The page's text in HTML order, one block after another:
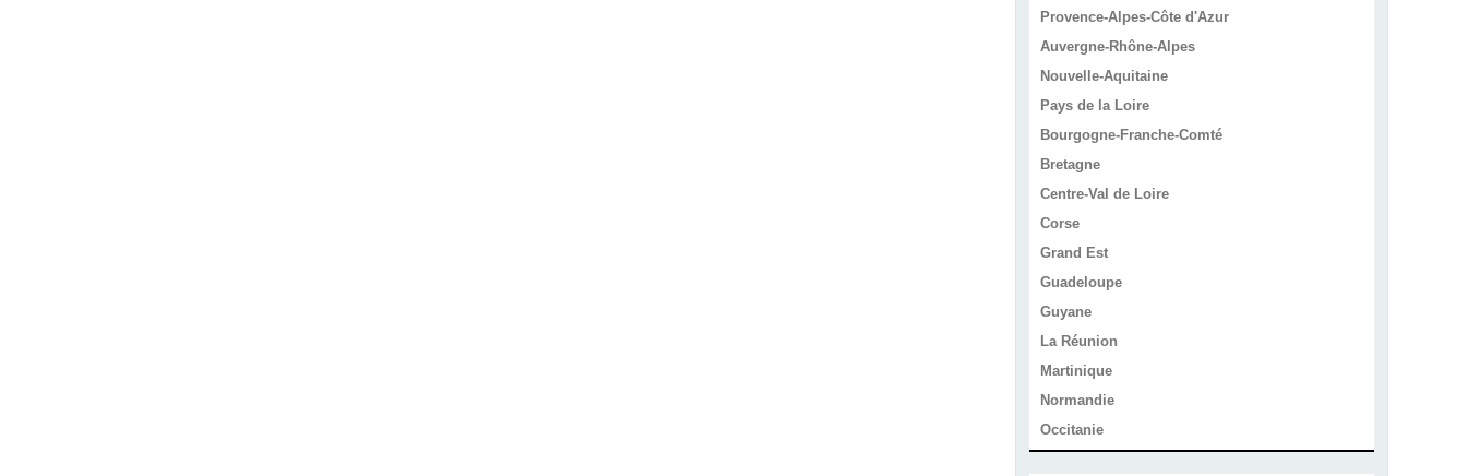
Provence-Alpes-Côte d'Azur
Auvergne-Rhône-Alpes
Nouvelle-Aquitaine
Pays de la Loire
Bourgogne-Franche-Comté
Bretagne
Centre-Val de Loire
Corse
Grand Est
Guadeloupe
Guyane
La Réunion
Martinique
Normandie
Occitanie